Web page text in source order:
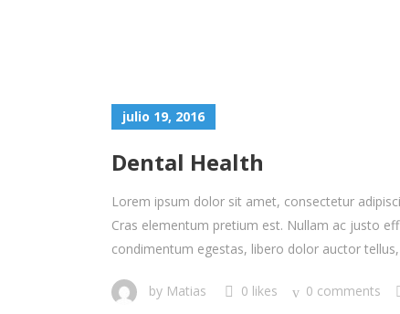
julio 19, 2016
Dental Health
Lorem ipsum dolor sit amet, consectetur
Cras elementum pretium est. Nullam ac justo
condimentum egestas, libero dolor auctor
by Matias 0 likes
0 comments